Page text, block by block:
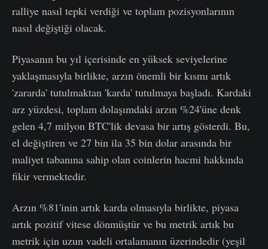
ralliye nasıl tepki verdiği ve toplam pozisyonlarının
nasıl değiştiği olacak.
Piyasanın bu yıl içerisinde en yüksek seviyelerine
yaklaşmasıyla birlikte, arzın önemli bir kısmı artık
'zararda' tutulmaktan 'karda' tutulmaya başladı. Kardaki
arz yüzdesi, toplam dolaşımdaki arzın %24'üne denk
gelen 4,7 milyon BTC'lik devasa bir artış gösterdi. Bu,
el değiştiren ve 27 bin ila 35 bin dolar arasında bir
maliyet tabanına sahip olan coinlerin hacmi hakkında
fikir vermektedir.
Arzın %81'inin artık karda olmasıyla birlikte, piyasa
artık pozitif vitese dönmüştür ve bu metrik artık bu
metrik için uzun vadeli ortalamanın üzerindedir (yeşil